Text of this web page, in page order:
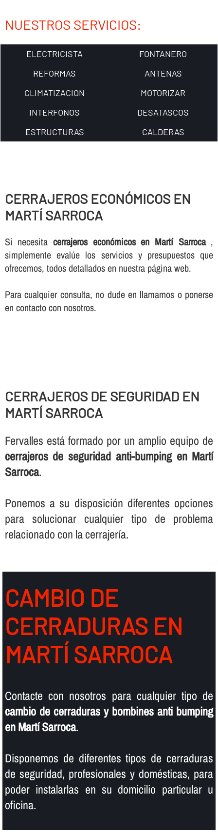
NUESTROS SERVICIOS:
ELECTRICISTA
FONTANERO
REFORMAS
ANTENAS
CLIMATIZACION
MOTORIZAR
INTERFONOS
DESATASCOS
ESTRUCTURAS
CALDERAS
CERRAJEROS ECONÓMICOS EN
MARTÍ SARROCA
Si necesitacerrajeros económicos en Martí Sarroca,
simplemente evalúe los servicios y presupuestos que
ofrecemos, todos detallados en nuestra página web.
Para cualquier consulta, no dude en llamarnos o ponerse
en contacto con nosotros.
CERRAJEROS DE SEGURIDAD EN
MARTÍ SARROCA
Fervalles está formado por un amplio equipo de
cerrajeros de seguridad anti-bumping en Martí
Sarroca.
Ponemos a su disposición diferentes opciones
para solucionar cualquier tipo de problema
relacionado con la cerrajerí­a.
CAMBIO DE
CERRADURAS EN
MARTÍ SARROCA
Contacte con nosotros para cualquier tipo de
cambio de cerraduras y bombines anti bumping
en Martí Sarroca.
Disponemos de diferentes tipos de cerraduras
de seguridad, profesionales y domésticas, para
poder instalarlas en su domicilio particular u
oficina.